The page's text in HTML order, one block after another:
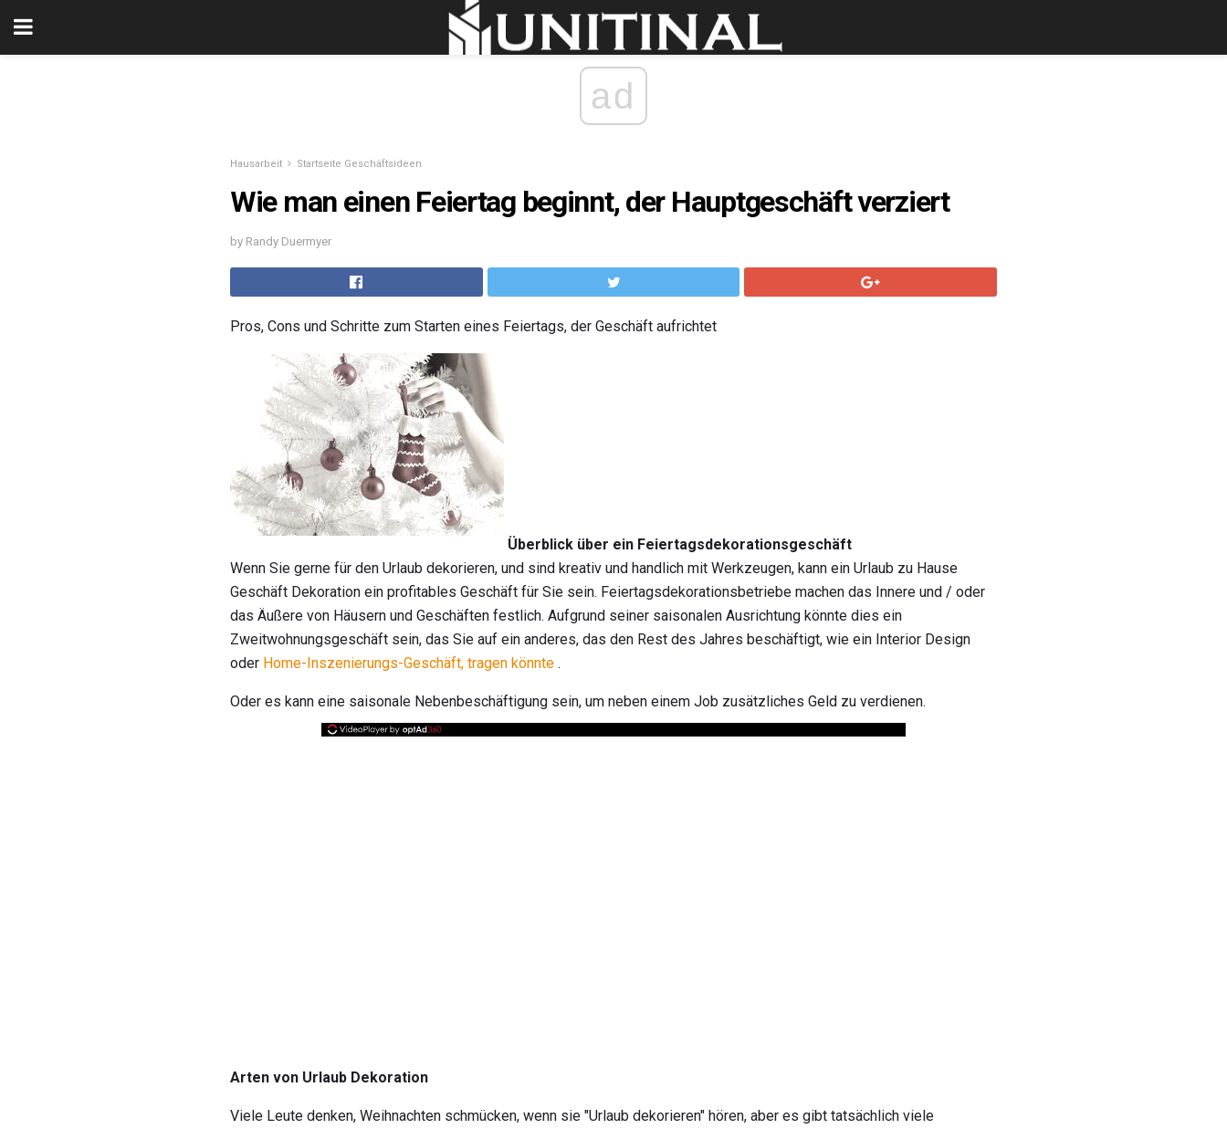
ad
Hausarbeit Startseite Geschäftsideen
Wie man einen Feiertag beginnt, der Hauptgeschäft verziert
by Randy Duermyer
Pros, Cons und Schritte zum Starten eines Feiertags, der Geschäft aufrichtet
Überblick über ein Feiertagsdekorationsgeschäft
Wenn Sie gerne für den Urlaub dekorieren, und sind kreativ und handlich mit Werkzeugen, kann ein Urlaub zu Hause
Geschäft Dekoration ein profitables Geschäft für Sie sein. Feiertagsdekorationsbetriebe machen das Innere und / oder
das Äußere von Häusern und Geschäften festlich. Aufgrund seiner saisonalen Ausrichtung könnte dies ein
Zweitwohnungsgeschäft sein, das Sie auf ein anderes, das den Rest des Jahres beschäftigt, wie ein Interior Design
oder Home-Inszenierungs-Geschäft, tragen könnte .
Oder es kann eine saisonale Nebenbeschäftigung sein, um neben einem Job zusätzliches Geld zu verdienen.
Arten von Urlaub Dekoration
Viele Leute denken, Weihnachten schmücken, wenn sie "Urlaub dekorieren" hören, aber es gibt tatsächlich viele